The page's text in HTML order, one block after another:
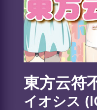
東方云符
イオシス